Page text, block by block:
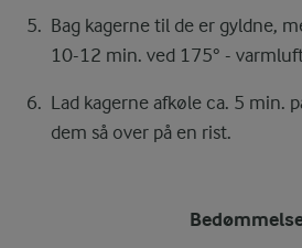
Bag kagerne til de er gyldne,
10-12 min. ved 175° -
Lad kagerne afkøle ca. 5 min.
dem så over på en rist.